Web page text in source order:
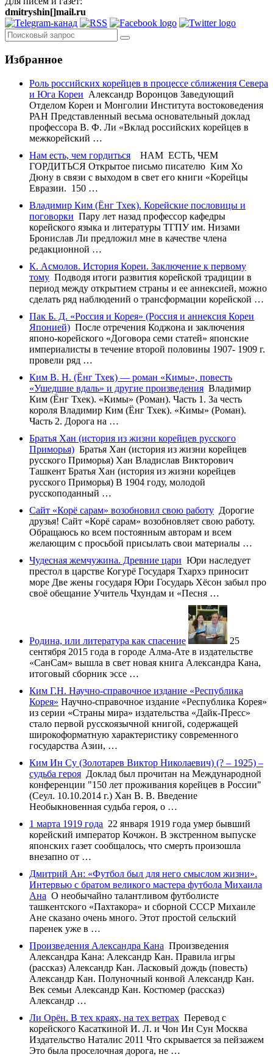
dmitryshin[]mail.ru
Избранное
Роль российских корейцев в процессе сближения Севера
и Юга Кореи Александр Воронцов Заведующий
Отделом Кореи и Монголии Института востоковедения
РАН Представленный весьма основательный доклад
профессора В. Ф. Ли «Вклад российских корейцев в
межкорейский …
Нам есть, чем гордиться
НАМ ЕСТЬ, ЧЕМ
ГОРДИТЬСЯ Открытое письмо писателю Ким Хо
Дюну в связи с выходом в свет его книги «Корейцы
Евразии. 150 …
Владимир Ким (Ёнг Тхек). Корейские пословицы и
поговорки Пару лет назад профессор кафедры
корейского языка и литературы ТГПУ им. Низами
Бронислав Ли предложил мне в качестве члена
редакционной …
К. Асмолов. История Кореи. Заключение к первому
тому Подводя итоги развития корейской традиции в
период между открытием страны и ее аннексией, можно
сделать ряд наблюдений о трансформации корейской …
Пак Б. Д. «Россия и Корея» (Россия и аннексия Кореи
Японией) После отречения Коджона и заключения
японо-корейского «Договора семи статей» японские
империалисты в течение второй половины 1907- 1909 г.
провели ряд …
Ким В. Н. (Ёнг Тхек) — роман «Кимы», повесть
«Ушедшие вдаль» и другие произведения Владимир
Ким (Ёнг Тхек). «Кимы» (Роман). Часть 1. За честь
короля Владимир Ким (Ёнг Тхек). «Кимы» (Роман).
Часть 2. Дорога на …
Братья Хан (история из жизни корейцев русского
Приморья) Братья Хан (история из жизни корейцев
русского Приморья) Хан Владислав Викторович
Ташкент Братья Хан (история из жизни корейцев
русского Приморья) В 1904 году, молодой
русскоподанный …
Сайт «Корё сарам» возобновил свою работу Дорогие
друзья! Сайт «Корё сарам» возобновляет свою работу.
Обращаюсь ко всем постоянным авторам и всем
желающим с просьбой присылать свои материалы …
Чудесная жемчужина. Древние цари Юри наследует
престол в царстве Когурё Государя Тхархэ приносит
море Две жены государя Юри Государь Хёсон забыл про
своё обещание Учитель Чхундам и «Песня …
Родина, или литература как спасение
25
сентября 2015 года в городе Алма-Ате в издательстве
«СанСам» вышла в свет новая книга Александра Кана,
итоговый сборник эссе …
Ким Г.Н. Научно-справочное издание «Республика
Корея» Научно-справочное издание «Республика Корея»
из серии «Страны мира» издательства «Дайк-Пресс»
стало первой русскоязычной книгой, содержащей
широкоформатную характеристику современного
государства Азии, …
Ким Ин Су (Золотарев Виктор Николаевич) (? – 1925) –
судьба героя Доклад был прочитан на Международной
конференции "150 лет проживания корейцев в России"
(Сеул. 10.10.2014 г.) Хан В. В. Введение
Необыкновенная судьба героя, о …
1 марта 1919 года 22 января 1919 года умер бывший
корейский император Кочжон. В экстренном выпуске
японских газет сообщалось, что смерть произошла
внезапно от …
Дмитрий Ан: «Футбол был для него смыслом жизни».
Интервью с братом великого мастера футбола Михаила
Ана О необычайно талантливом футболисте
ташкентского «Пахтакора» и сборной СССР Михаиле
Ане сказано очень много. Этот простой сельский
паренек уже в …
Произведения Александра Кана Произведения
Александра Кана: Александр Кан. Правила игры
(рассказ) Александр Кан. Ласковый дождь (повесть)
Александр Кан. Полуночный конвой Александр Кан.
Век семьи Александр Кан. Костюмер (рассказ)
Александр …
Ли Орён. В тех краях, на тех ветрах Перевод с
корейского Касаткиной И. Л. и Чон Ин Сун Москва
Издательство Наталис 2011 Что скрывается за пейзажем
Это была проселочная дорога, не …